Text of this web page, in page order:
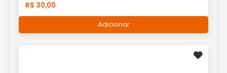
R$ 30,00
Adicionar